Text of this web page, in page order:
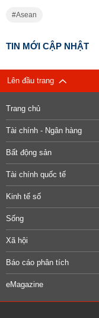
Asean
TIN MỚI CẬP NHẬT
Lên đầu trang
Trang chủ
Tài chính - Ngân hàng
Bất động sản
Tài chính quốc tế
Kinh tế số
Sống
Xã hội
Báo cáo phân tích
eMagazine